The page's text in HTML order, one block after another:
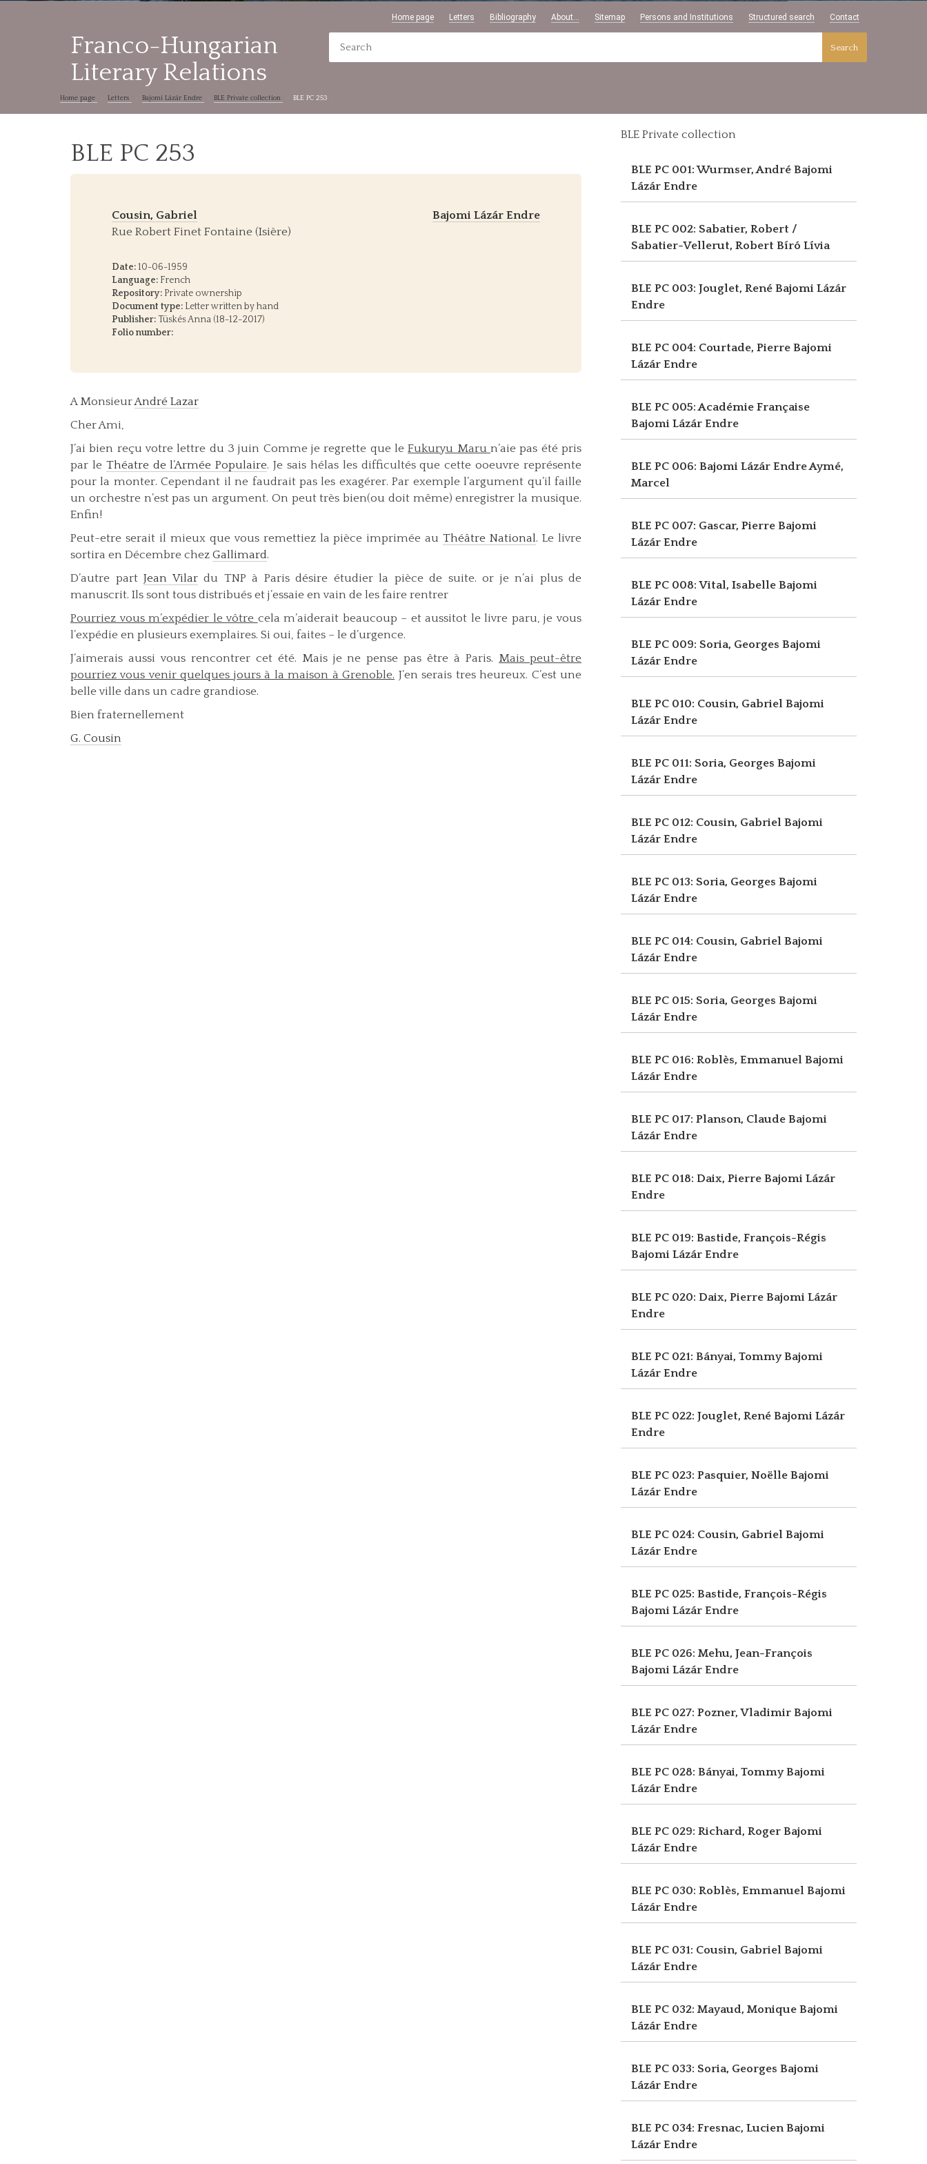
Home page Letters Bibliography About... Sitemap Persons and Institutions Structured search Contact
Franco-Hungarian
Literary Relations
Search
Home page Letters Bajomi Lázár Endre BLE Private collection BLE PC 253
BLE PC 253
Cousin, Gabriel
Bajomi Lázár Endre
Rue Robert Finet Fontaine (Isière)
Date:10-06-1959
Language: French
Repository: Private ownership
Document type: Letter written by hand
Publisher: Tüskés Anna (18-12-2017)
Folio number:
A MonsieurAndré Lazar
Cher Ami,
J’ai bien reçu votre lettre du 3 juin Comme je regrette que leFukuryu Marun’aie pas été pris
par le Théatre de l’Armée Populaire. Je sais hélas les difficultés que cette ooeuvre représente
pour la monter. Cependant il ne faudrait pas les exagérer. Par exemple l’argument qu’il faille
un orchestre n’est pas un argument. On peut très bien(ou doit même) enregistrer la musique.
Enfin!
Peut-etre serait il mieux que vous remettiez la pièce imprimée auThéâtre National. Le livre
sortira en Décembre chez Gallimard.
D’autre part Jean Vilardu TNP à Paris désire étudier la pièce de suite. or je n’ai plus de
manuscrit. Ils sont tous distribués et j’essaie en vain de les faire rentrer
Pourriez vous m’expédier le vôtre cela m’aiderait beaucoup – et aussitot le livre paru, je vous
l’expédie en plusieurs exemplaires. Si oui, faites – le d’urgence.
J’aimerais aussi vous rencontrer cet été. Mais je ne pense pas être à Paris. Mais peut-être
pourriez vous venir quelques jours à la maison à Grenoble. J’en serais tres heureux. C’est une
belle ville dans un cadre grandiose.
Bien fraternellement
G. Cousin
BLE Private collection
BLE PC 001: Wurmser, André Bajomi
Lázár Endre
BLE PC 002: Sabatier, Robert /
Sabatier-Vellerut, Robert Bíró Lívia
BLE PC 003: Jouglet, René Bajomi Lázár
Endre
BLE PC 004: Courtade, Pierre Bajomi
Lázár Endre
BLE PC 005: Académie Française
Bajomi Lázár Endre
BLE PC 006: Bajomi Lázár EndreAymé,
Marcel
BLE PC 007: Gascar, Pierre Bajomi
Lázár Endre
BLE PC 008: Vital, Isabelle Bajomi
Lázár Endre
BLE PC 009: Soria, Georges Bajomi
Lázár Endre
BLE PC 010: Cousin, Gabriel Bajomi
Lázár Endre
BLE PC 011: Soria, Georges Bajomi
Lázár Endre
BLE PC 012: Cousin, Gabriel Bajomi
Lázár Endre
BLE PC 013: Soria, Georges Bajomi
Lázár Endre
BLE PC 014: Cousin, Gabriel Bajomi
Lázár Endre
BLE PC 015: Soria, Georges Bajomi
Lázár Endre
BLE PC 016: Roblès, Emmanuel Bajomi
Lázár Endre
BLE PC 017: Planson, Claude Bajomi
Lázár Endre
BLE PC 018: Daix, Pierre Bajomi Lázár
Endre
BLE PC 019: Bastide, François-Régis
Bajomi Lázár Endre
BLE PC 020: Daix, Pierre Bajomi Lázár
Endre
BLE PC 021: Bányai, TommyBajomi
Lázár Endre
BLE PC 022: Jouglet, René Bajomi Lázár
Endre
BLE PC 023: Pasquier, Noëlle Bajomi
Lázár Endre
BLE PC 024: Cousin, Gabriel Bajomi
Lázár Endre
BLE PC 025: Bastide, François-Régis
Bajomi Lázár Endre
BLE PC 026: Mehu, Jean-François
Bajomi Lázár Endre
BLE PC 027: Pozner, Vladimir Bajomi
Lázár Endre
BLE PC 028: Bányai, TommyBajomi
Lázár Endre
BLE PC 029: Richard, Roger Bajomi
Lázár Endre
BLE PC 030: Roblès, Emmanuel Bajomi
Lázár Endre
BLE PC 031: Cousin, Gabriel Bajomi
Lázár Endre
BLE PC 032: Mayaud, Monique Bajomi
Lázár Endre
BLE PC 033: Soria, Georges Bajomi
Lázár Endre
BLE PC 034: Fresnac, LucienBajomi
Lázár Endre